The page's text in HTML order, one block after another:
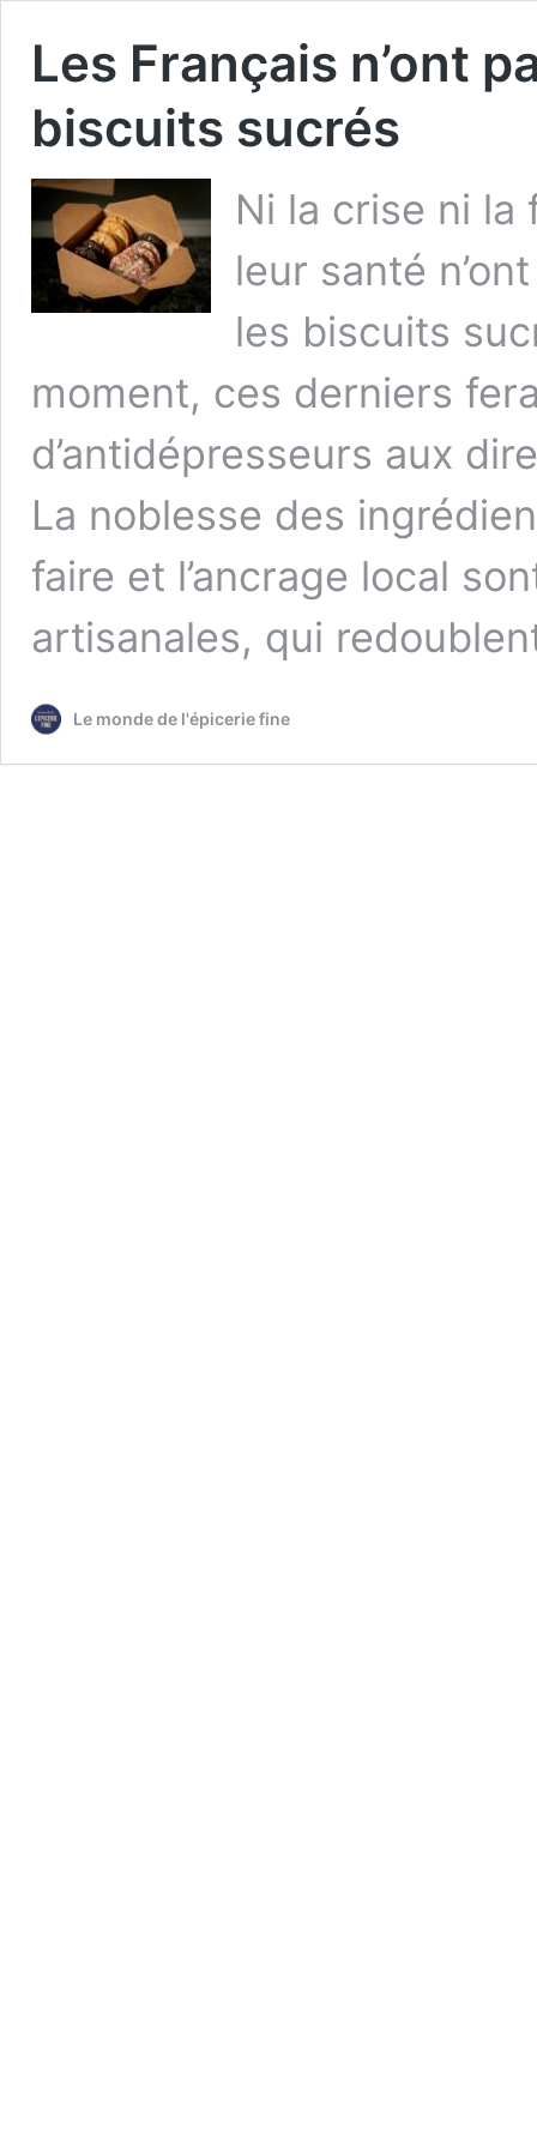
Les Français n’ont
biscuits sucrés
Ni la crise ni la
leur santé
les biscuits
moment, ces derniers
d’antidépresseurs aux
La noblesse des
faire et l’ancrage local
artisanales, qui
Le monde de l'épicerie fine